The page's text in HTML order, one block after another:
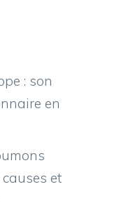
: son
en
et